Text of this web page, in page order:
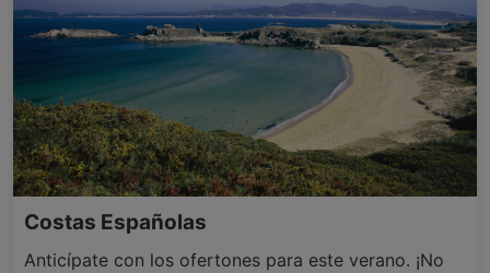
Costas Españolas
Anticípate con los ofertones para este verano. ¡No